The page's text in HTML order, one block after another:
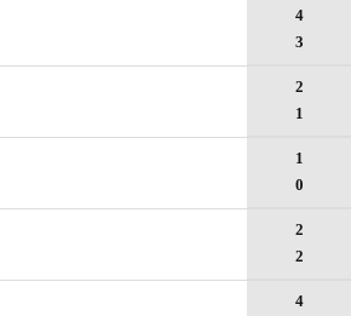
4
3
2
1
1
0
2
2
4